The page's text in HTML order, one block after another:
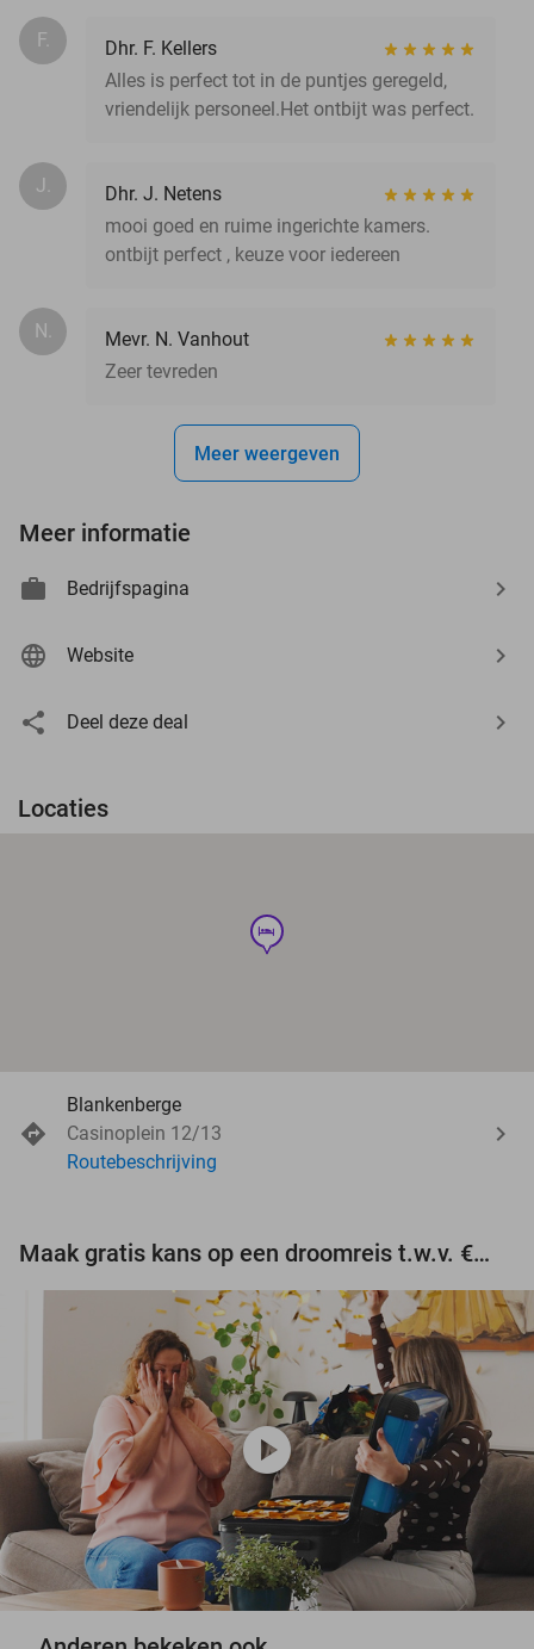
F.
Dhr. F. Kellers
Alles is perfect tot in de puntjes geregeld,
vriendelijk personeel.Het ontbijt was perfect.
J.
Dhr. J. Netens
mooi goed en ruime ingerichte kamers.
ontbijt perfect , keuze voor iedereen
N.
Mevr. N. Vanhout
Zeer tevreden
Meer weergeven
Meer informatie
Bedrijfspagina
Website
Deel deze deal
Locaties
hotel
Blankenberge
Casinoplein 12/13
Routebeschrijving
Maak gratis kans op een droomreis t.w.v. €3.000!
play_circle